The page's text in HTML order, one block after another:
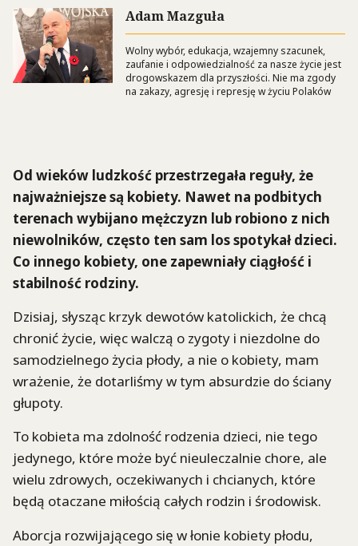
Adam Mazguła
Wolny wybór, edukacja, wzajemny szacunek,
zaufanie i odpowiedzialność za nasze życie jest
drogowskazem dla przyszłości. Nie ma zgody
na zakazy, agresję i represję w życiu Polaków
Od wieków ludzkość przestrzegała reguły, że
najważniejsze są kobiety. Nawet na podbitych
terenach wybijano mężczyzn lub robiono z nich
niewolników, często ten sam los spotykał dzieci.
Co innego kobiety, one zapewniały ciągłość i
stabilność rodziny.
Dzisiaj, słysząc krzyk dewotów katolickich, że chcą
chronić życie, więc walczą o zygoty i niezdolne do
samodzielnego życia płody, a nie o kobiety, mam
wrażenie, że dotarliśmy w tym absurdzie do ściany
głupoty.
To kobieta ma zdolność rodzenia dzieci, nie tego
jedynego, które może być nieuleczalnie chore, ale
wielu zdrowych, oczekiwanych i chcianych, które
będą otaczane miłością całych rodzin i środowisk.
Aborcja rozwijającego się w łonie kobiety płodu,